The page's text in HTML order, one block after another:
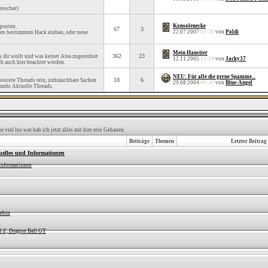
bestimmten Hack einbau, oder neue
67 3
Konsolenecke
22.07.2007 01:36 von Poldi
ihr wollt und was keiner Area zugeordnet
auch hier beachtet werden.
362 23
Mein Haustier
12.11.2005 13:34 von Jacky37
Threads rein, unbrauchbare Sachen
Aktuelle Threads.
18 6
NEU: Für alle die gerne Spamme...
29.08.2004 00:36 von Blue-Angel
viel los war hab ich jetzt alles mit hier rein Gehauen.
Beiträge
Themen Letzter Beitrag
und Informationen
Z, Dragon Ball GT